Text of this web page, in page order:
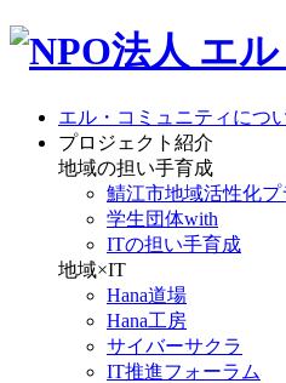
エル・コミュニティにつ
プロジェクト紹介
地域の担い手育成
鯖江市地域活性化プ
学生団体with
ITの担い手育成
地域×IT
Hana道場
Hana工房
サイバーサクラ
IT推進フォーラム